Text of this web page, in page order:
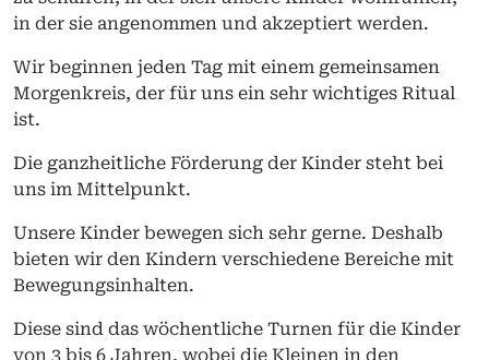
in der sie angenommen und akzeptiert werden.
Wir beginnen jeden Tag mit einem gemeinsamen
Morgenkreis, der für uns ein sehr wichtiges Ritual
ist.
Die ganzheitliche Förderung der Kinder steht bei
uns im Mittelpunkt.
Unsere Kinder bewegen sich sehr gerne. Deshalb
bieten wir den Kindern verschiedene Bereiche mit
Bewegungsinhalten.
Diese sind das wöchentliche Turnen für die Kinder
von 3 bis 6 Jahren, wobei die Kleinen in den